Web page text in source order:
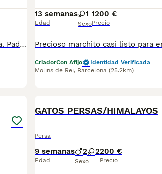
Hembrita persa, hija de padres con título. Una hembra blanca. Padres testados clínicamente de Fiv/Felv, leucemia y PKD (negativos: serologia del 01/06/26). Bebé testado y negativo en Fiv\felv, herpesvirus y calcivirus a la fecha. Todas las vacunas al dia. Independiente: come sola comida sólida y usa arenero. Criada libres de jaulas, en nucleo cerrado y en constante contacto con nosotros (familia con niños). Todos nuestros gatos están Acostumbrados al aseo diario y al baño/agua. Extremadamente cariñosa. Excelente pelaje, cola corta, extremas y orejas pequeñas. Nacida en Mayo/26: tiene 4 meses; ya puede salir de casa (no entregamos antes, por salud y defensas de los bebés). Se entrega con: cartilla veterinaria, todas las vacunas, desparasitados, certificado de salud previa salida, serologias negativas de los padres, sin enfermedades genéticas, contrato, pedigrí (opcional), transportin y pack de acogida a la nueva familia. Entrega a la nueva familia sin transporte compartido y organizado por el Cattery. Nucleo zoológico C2023008. Perfil Facebook, Instagram: Anhuaga d’Maison. Agradeceria contactar por WhatsApp para ampliar información: 608721533.
13 semanas
Edad
1
Sexo
1200 €
Precio
CriadorCon Afijo
Identidad Verificada
Molins de Rei, Barcelona (25.2km)
GATOS PERSAS/HIMALAYOS
Persa
9 semanas
Edad
2 2
Sexo
200 €
Precio